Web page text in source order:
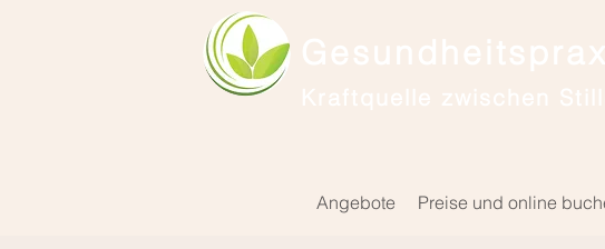
Angebote Preise und online